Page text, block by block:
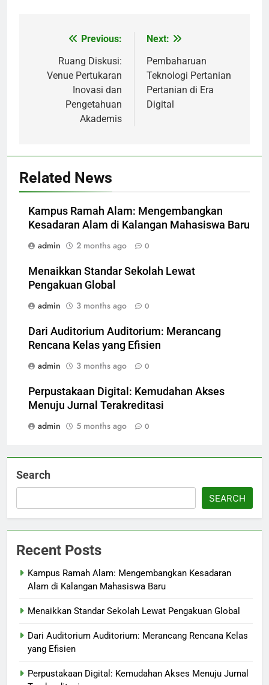
navigation
Previous:
Ruang Diskusi:
Venue Pertukaran
Inovasi dan
Pengetahuan
Akademis
Next:
Pembaharuan
Teknologi Pertanian
Pertanian di Era
Digital
Related News
Kampus Ramah Alam: Mengembangkan
Kesadaran Alam di Kalangan Mahasiswa Baru
admin
2 months ago 0
Menaikkan Standar Sekolah Lewat
Pengakuan Global
admin
3 months ago 0
Dari Auditorium Auditorium: Merancang
Rencana Kelas yang Efisien
admin
3 months ago 0
Perpustakaan Digital: Kemudahan Akses
Menuju Jurnal Terakreditasi
admin
5 months ago 0
Search
SEARCH
Recent Posts
Kampus Ramah Alam: Mengembangkan Kesadaran
Alam di Kalangan Mahasiswa Baru
Menaikkan Standar Sekolah Lewat Pengakuan Global
Dari Auditorium Auditorium: Merancang Rencana Kelas
yang Efisien
Perpustakaan Digital: Kemudahan Akses Menuju Jurnal